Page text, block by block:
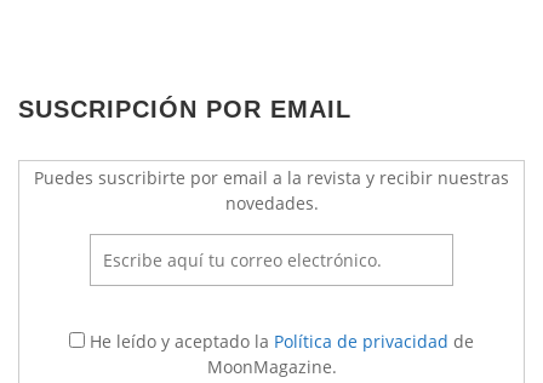
SUSCRIPCIÓN POR EMAIL
Puedes suscribirte por email a la revista y recibir nuestras
novedades.
He leído y aceptado la Política de privacidad de
MoonMagazine.